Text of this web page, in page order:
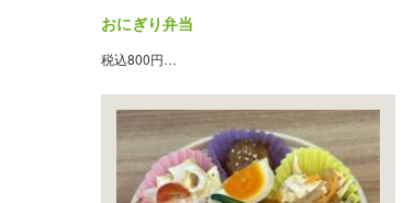
おにぎり弁当
税込800円…